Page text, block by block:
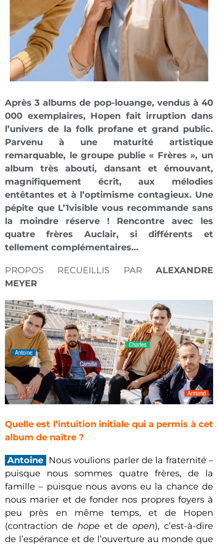
Après 3 albums de pop-louange, vendus à 40
000 exemplaires, Hopen fait irruption dans
l’univers de la folk profane et grand public.
Parvenu à une maturité artistique
remarquable, le groupe publie « Frères », un
album très abouti, dansant et émouvant,
magnifiquement écrit, aux mélodies
entêtantes et à l’optimisme contagieux. Une
pépite que L’1visible vous recommande sans
la moindre réserve ! Rencontre avec les
quatre frères Auclair, si différents et
tellement complémentaires…
PROPOS RECUEILLIS PAR ALEXANDRE
MEYER
Quelle est l’intuition initiale qui a permis à cet
album de naître ?
Antoine Nous voulions parler de la fraternité –
puisque nous sommes quatre frères, de la
famille – puisque nous avons eu la chance de
nous marier et de fonder nos propres foyers à
peu près en même temps, et de Hopen
(contraction de hope et deopen), c’est-à-dire
de l’espérance et de l’ouverture au monde que